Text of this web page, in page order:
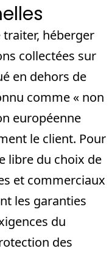
traiter, héberger
collectées sur
en dehors de
comme « non
européenne
le client. Pour
libre du choix de
et commerciaux
les garanties
du
des